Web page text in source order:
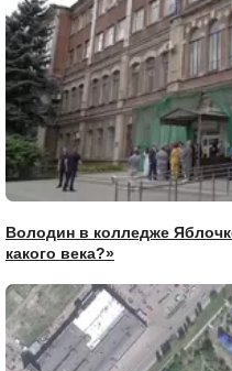
Володин в колледже
какого века?»